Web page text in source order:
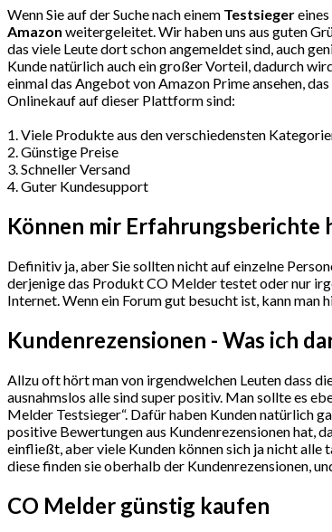
Wenn Sie auf der Suche nach einem Testsieger
Amazon weitergeleitet. Wir haben uns aus guten
das viele Leute dort schon angemeldet sind, auch
Kunde natürlich auch ein großer Vorteil, dadurch
einmal das Angebot von Amazon Prime ansehen,
Onlinekauf auf dieser Plattform sind:
1. Viele Produkte aus den verschiedensten
2. Günstige Preise
3. Schneller Versand
4. Guter Kundesupport
Können mir Erfahrungsberichte
Definitiv ja, aber Sie sollten nicht auf einzelne
derjenige das Produkt CO Melder testet oder nur
Internet. Wenn ein Forum gut besucht ist, kann man
Kundenrezensionen - Was ich
Allzu oft hört man von irgendwelchen Leuten dass
ausnahmslos alle sind super positiv. Man sollte es
Melder Testsieger“. Dafür haben Kunden natürlich
positive Bewertungen aus Kundenrezensionen hat,
einfließt, aber viele Kunden können sich ja nicht alle
diese finden sie oberhalb der Kundenrezensionen,
CO Melder günstig kaufen